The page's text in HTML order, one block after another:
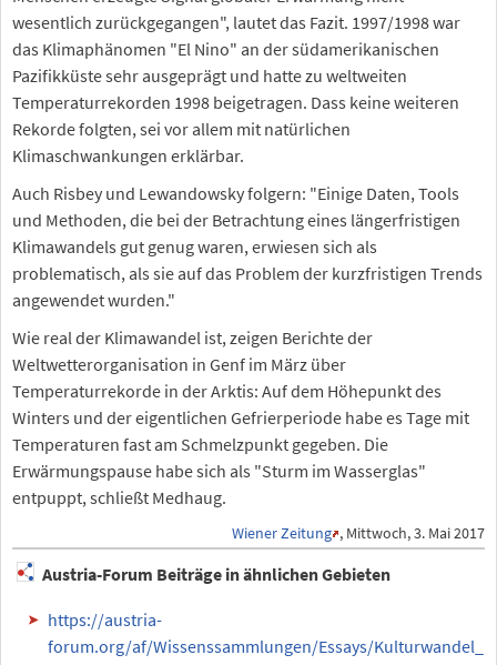
wesentlich zurückgegangen", lautet das Fazit. 1997/1998 war
das Klimaphänomen "El Nino" an der südamerikanischen
Pazifikküste sehr ausgeprägt und hatte zu weltweiten
Temperaturrekorden 1998 beigetragen. Dass keine weiteren
Rekorde folgten, sei vor allem mit natürlichen
Klimaschwankungen erklärbar.
Auch Risbey und Lewandowsky folgern: "Einige Daten, Tools
und Methoden, die bei der Betrachtung eines längerfristigen
Klimawandels gut genug waren, erwiesen sich als
problematisch, als sie auf das Problem der kurzfristigen Trends
angewendet wurden."
Wie real der Klimawandel ist, zeigen Berichte der
Weltwetterorganisation in Genf im März über
Temperaturrekorde in der Arktis: Auf dem Höhepunkt des
Winters und der eigentlichen Gefrierperiode habe es Tage mit
Temperaturen fast am Schmelzpunkt gegeben. Die
Erwärmungspause habe sich als "Sturm im Wasserglas"
entpuppt, schließt Medhaug.
Wiener Zeitung , Mittwoch, 3. Mai 2017
Austria-Forum Beiträge in ähnlichen Gebieten
https://austria-
forum.org/af/Wissenssammlungen/Essays/Kulturwandel_